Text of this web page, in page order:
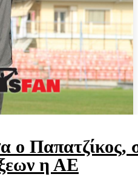
ο Παπατζίκος,
η ΑΕ